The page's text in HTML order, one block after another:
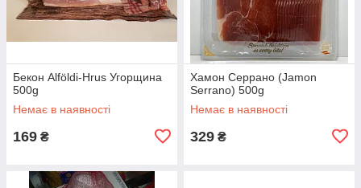
Бекон Alföldi-Hrus Угорщина
500g
Немає в наявності
169 ₴
Хамон Серрано (Jamon
Serrano) 500g
Немає в наявності
329 ₴